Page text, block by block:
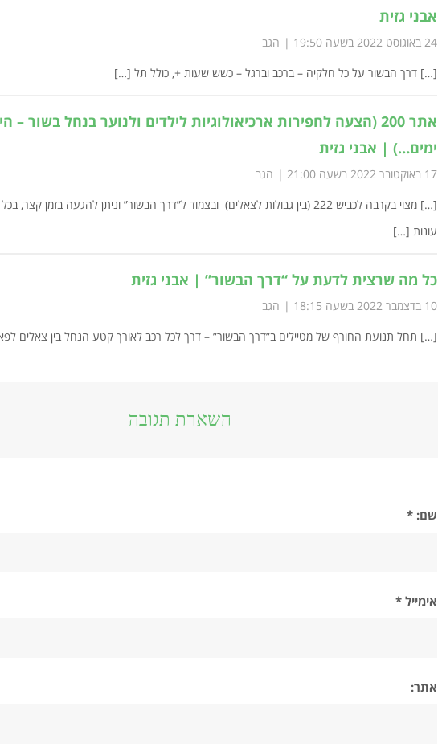
אבני גזית
24 באוגוסט 2022 בשעה 19:50 הגב
[…] דרך הבשור על כל חלקיה – ברכב וברגל – כשש שעות +, כולל תל […]
אתר 200 (הצעה לחפירות ארכיאולוגיות לילדים ולנוער בנחל בשור –
ימים…) | אבני גזית
17 באוקטובר 2022 בשעה 21:00 הגב
[…] מצוי בקרבה לכביש 222 (בין גבולות לצאלים) ובצמוד ל”דרך הבשור” וניתן להגעה בזמן קצר,
עונות […]
כל מה שרצית לדעת על “דרך הבשור” | אבני גזית
10 בדצמבר 2022 בשעה 18:15 הגב
[…] תחל תנועת החורף של מטיילים ב”דרך הבשור” – דרך לכל רכב לאורך קטע הנחל בין צאלים
השארת תגובה
שם: *
אימייל *
אתר: